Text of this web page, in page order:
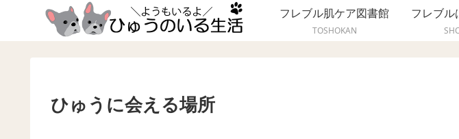
フレブル肌ケア図書館
TOSHOKAN
フレブル
ひゅうに会える場所